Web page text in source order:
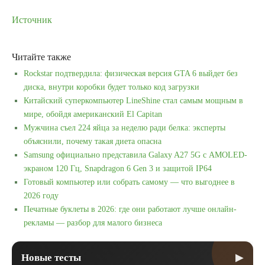
Источник
Читайте также
Rockstar подтвердила: физическая версия GTA 6 выйдет без
диска, внутри коробки будет только код загрузки
Китайский суперкомпьютер LineShine стал самым мощным в
мире, обойдя американский El Capitan
Мужчина съел 224 яйца за неделю ради белка: эксперты
объяснили, почему такая диета опасна
Samsung официально представила Galaxy A27 5G с AMOLED-
экраном 120 Гц, Snapdragon 6 Gen 3 и защитой IP64
Готовый компьютер или собрать самому — что выгоднее в
2026 году
Печатные буклеты в 2026: где они работают лучше онлайн-
рекламы — разбор для малого бизнеса
Новые тесты ▶